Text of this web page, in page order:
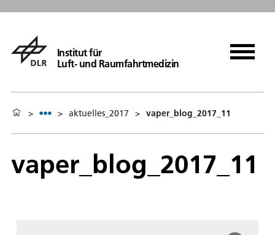
Institut für
Luft- und Raumfahrtmedizin
> > aktuelles_2017 > vaper_blog_2017_11
vaper_blog_2017_11